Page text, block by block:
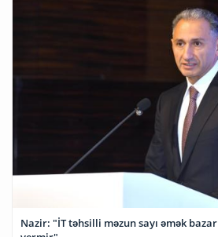
Nazir: "İT təhsilli məzun sayı əmək